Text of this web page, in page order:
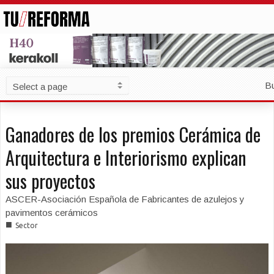
Ganadores de los premios Cerámica de
Arquitectura e Interiorismo explican
sus proyectos
ASCER-Asociación Española de Fabricantes de azulejos y
pavimentos cerámicos
■ Sector